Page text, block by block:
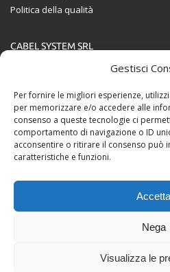
Gestisci
Per fornire le migliori esperienze,
per memorizzare e/o accedere alle
consenso a queste tecnologie ci
comportamento di navigazione o ID
acconsentire o ritirare il consenso può
caratteristiche e funzioni.
Accetta
Nega
Visualizza le
Politica della qualità
CABEL SYSTEM SRL
Via Guglielmo Marconi, 2
Tel. 0444 / 350209
P.I. 02236080244
Guarda in Google Maps
© 2018 All